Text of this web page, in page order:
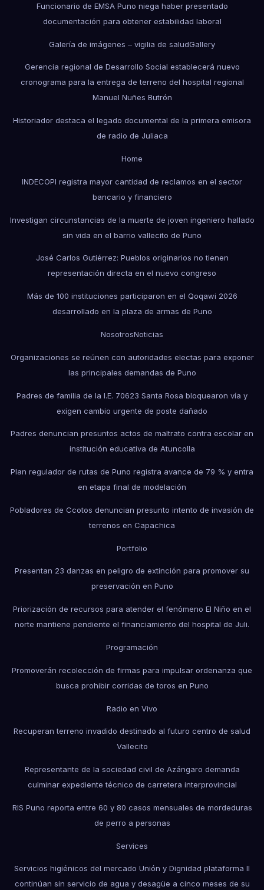
Funcionario de EMSA Puno niega haber presentado
documentación para obtener estabilidad laboral
Galería de imágenes – vigilia de saludGallery
Gerencia regional de Desarrollo Social establecerá nuevo
cronograma para la entrega de terreno del hospital regional
Manuel Nuñes Butrón
Historiador destaca el legado documental de la primera emisora
de radio de Juliaca
Home
INDECOPI registra mayor cantidad de reclamos en el sector
bancario y financiero
Investigan circunstancias de la muerte de joven ingeniero hallado
sin vida en el barrio vallecito de Puno
José Carlos Gutiérrez: Pueblos originarios no tienen
representación directa en el nuevo congreso
Más de 100 instituciones participaron en el Qoqawi 2026
desarrollado en la plaza de armas de Puno
NosotrosNoticias
Organizaciones se reúnen con autoridades electas para exponer
las principales demandas de Puno
Padres de familia de la I.E. 70623 Santa Rosa bloquearon vía y
exigen cambio urgente de poste dañado
Padres denuncian presuntos actos de maltrato contra escolar en
institución educativa de Atuncolla
Plan regulador de rutas de Puno registra avance de 79 % y entra
en etapa final de modelación
Pobladores de Ccotos denuncian presunto intento de invasión de
terrenos en Capachica
Portfolio
Presentan 23 danzas en peligro de extinción para promover su
preservación en Puno
Priorización de recursos para atender el fenómeno El Niño en el
norte mantiene pendiente el financiamiento del hospital de Juli.
Programación
Promoverán recolección de firmas para impulsar ordenanza que
busca prohibir corridas de toros en Puno
Radio en Vivo
Recuperan terreno invadido destinado al futuro centro de salud
Vallecito
Representante de la sociedad civil de Azángaro demanda
culminar expediente técnico de carretera interprovincial
RIS Puno reporta entre 60 y 80 casos mensuales de mordeduras
de perro a personas
Services
Servicios higiénicos del mercado Unión y Dignidad plataforma II
continúan sin servicio de agua y desagüe a cinco meses de su